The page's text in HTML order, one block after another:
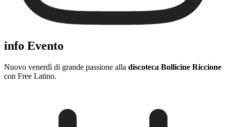
info Evento
Nuovo venerdì di grande passione alla discoteca Bollicine Riccione
con Free Latino.